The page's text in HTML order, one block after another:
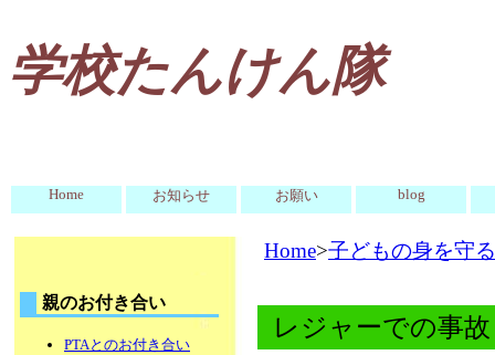
学校たんけん隊
Home お知らせ お願い blog
親のお付き合い
PTAとのお付き合い
Home>子どもの身を守
レジャーでの事故